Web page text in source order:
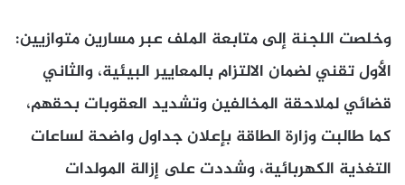
وخلصت اللجنة إلى متابعة الملف عبر مسارين متوازيين:
الأول تقني لضمان الالتزام بالمعايير البيئية، والثاني
قضائي لملاحقة المخالفين وتشديد العقوبات بحقهم،
كما طالبت وزارة الطاقة بإعلان جداول واضحة لساعات
التغذية الكهربائية، وشددت على إزالة المولدات